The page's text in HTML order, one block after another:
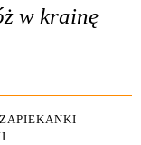
w krainę
ZAPIEKANKI